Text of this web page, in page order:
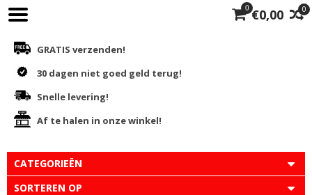
0
0 €0,00
GRATIS verzenden!
30 dagen niet goed geld terug!
Snelle levering!
Af te halen in onze winkel!
CATEGORIEËN
SORTEREN OP